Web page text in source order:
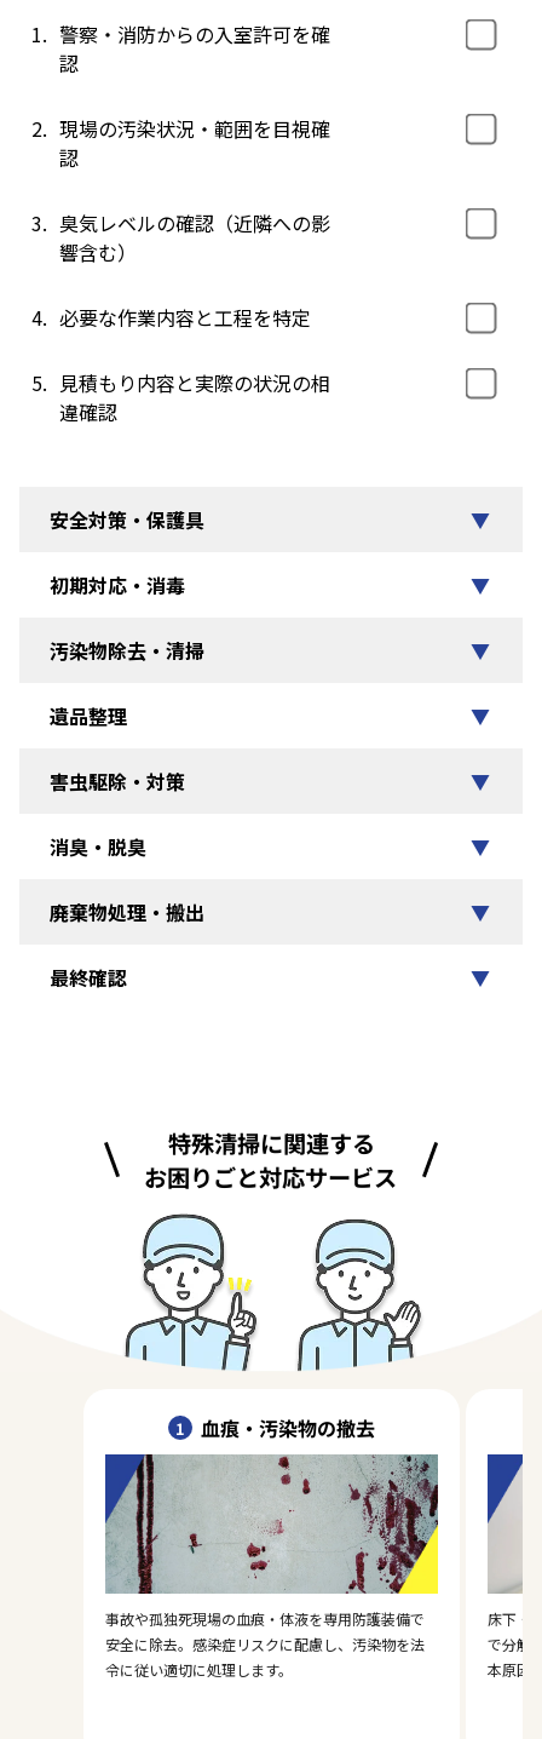
1. 警察・消防からの入室許可を確
認
2. 現場の汚染状況・範囲を目視確
認
3. 臭気レベルの確認（近隣への影
響含む）
4. 必要な作業内容と工程を特定
5. 見積もり内容と実際の状況の相
違確認
安全対策・保護具 ▼
初期対応・消毒 ▼
汚染物除去・清掃 ▼
遺品整理 ▼
害虫駆除・対策 ▼
消臭・脱臭 ▼
廃棄物処理・搬出 ▼
最終確認 ▼
特殊清掃に関連する
お困りごと対応サービス
1 血痕・汚染物の撤去
事故や孤独死現場の血痕・体液を専用防護装備で
安全に除去。感染症リスクに配慮し、汚染物を法
令に従い適切に処理します。
床下・
で分解
本原因